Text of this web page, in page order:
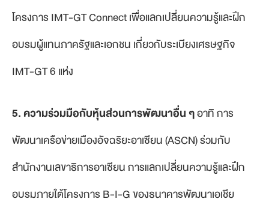
โครงการ IMT-GT Connect เพื่อแลกเปลี่ยนความรู้และฝึก
อบรมผู้แทนภาครัฐและเอกชน เกี่ยวกับระเบียงเศรษฐกิจ
IMT-GT 6 แห่ง
5. ความร่วมมือกับหุ้นส่วนการพัฒนาอื่น ๆอาทิ การ
พัฒนาเครือข่ายเมืองอัจฉริยะอาเซียน (ASCN) ร่วมกับ
สำนักงานเลขาธิการอาเซียน การแลกเปลี่ยนความรู้และฝึก
อบรมภายใต้โครงการ B-I-G ของธนาคารพัฒนาเอเชีย